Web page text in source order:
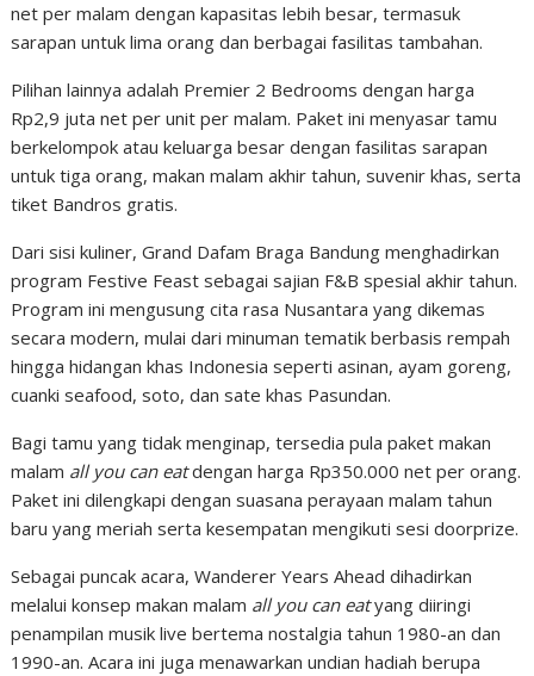
net per malam dengan kapasitas lebih besar, termasuk
sarapan untuk lima orang dan berbagai fasilitas tambahan.
Pilihan lainnya adalah Premier 2 Bedrooms dengan harga
Rp2,9 juta net per unit per malam. Paket ini menyasar tamu
berkelompok atau keluarga besar dengan fasilitas sarapan
untuk tiga orang, makan malam akhir tahun, suvenir khas, serta
tiket Bandros gratis.
Dari sisi kuliner, Grand Dafam Braga Bandung menghadirkan
program Festive Feast sebagai sajian F&B spesial akhir tahun.
Program ini mengusung cita rasa Nusantara yang dikemas
secara modern, mulai dari minuman tematik berbasis rempah
hingga hidangan khas Indonesia seperti asinan, ayam goreng,
cuanki seafood, soto, dan sate khas Pasundan.
Bagi tamu yang tidak menginap, tersedia pula paket makan
malam all you can eatdengan harga Rp350.000 net per orang.
Paket ini dilengkapi dengan suasana perayaan malam tahun
baru yang meriah serta kesempatan mengikuti sesi doorprize.
Sebagai puncak acara, Wanderer Years Ahead dihadirkan
melalui konsep makan malam all you can eatyang diiringi
penampilan musik live bertema nostalgia tahun 1980-an dan
1990-an. Acara ini juga menawarkan undian hadiah berupa